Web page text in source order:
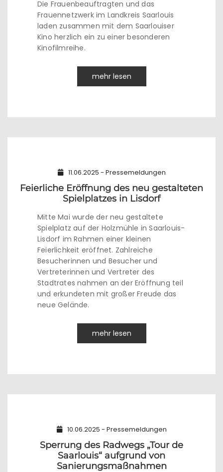
Die Frauenbeauftragten und das
Frauennetzwerk im Landkreis Saarlouis
laden zusammen mit dem Saarlouiser
Kino herzlich ein zu einer besonderen
Kinofilmreihe.
mehr lesen
11.06.2025 - Pressemeldungen
Feierliche Eröffnung des neu gestalteten
Spielplatzes in Lisdorf
Mitte Mai wurde der neu gestaltete
Spielplatz auf der Holzmühle in Saarlouis-
Lisdorf im Rahmen einer kleinen
Feierlichkeit eröffnet. Zahlreiche
Besucherinnen und Besucher und
Vertreterinnen und Vertreter des
Stadtrates nahmen an der Eröffnung teil
und erkundeten mit großer Freude das
neue Gelände.
mehr lesen
10.06.2025 - Pressemeldungen
Sperrung des Radwegs „Tour de
Saarlouis“ aufgrund von
Sanierungsmaßnahmen